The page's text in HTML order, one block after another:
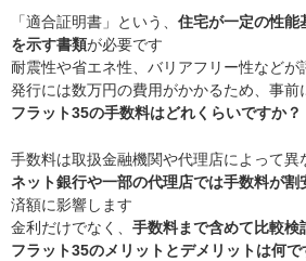
「適合証明書」という、 住宅が一定の性能
を示す書類が必要です
耐震性や省エネ性、バリアフリー性などが
発行には数万円の費用がかかるため、事前
フラット35の手数料はどれくらいですか？
手数料は取扱金融機関や代理店によって異
ネット銀行や一部の代理店では手数料が割
済額に影響します
金利だけでなく、 手数料まで含めて比較検
フラット35のメリットとデメリットは何で